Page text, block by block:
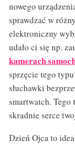
nowego
sprawdzać w
elektroniczny
udało ci się np.
kamerach
sprzęcie tego
słuchawki
smartwatch. Tego
skradnie serce
Dzień Ojca to